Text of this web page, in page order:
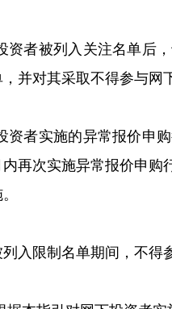
资者被列入关注名单后
并对其采取不得参与网
资者实施的异常报价申
再次实施异常报价申
入限制名单期间，不得